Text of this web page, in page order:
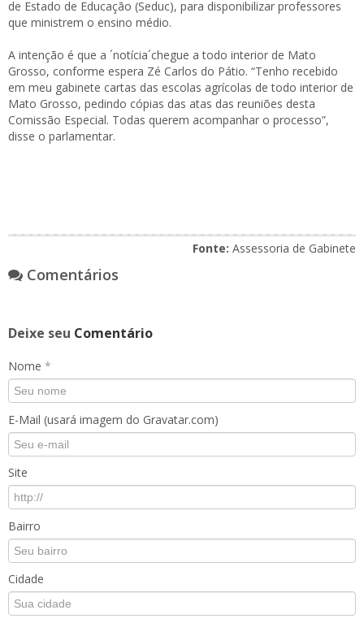
de Estado de Educação (Seduc), para disponibilizar professores
que ministrem o ensino médio.
A intenção é que a ´notícia´chegue a todo interior de Mato
Grosso, conforme espera Zé Carlos do Pátio. “Tenho recebido
em meu gabinete cartas das escolas agrícolas de todo interior de
Mato Grosso, pedindo cópias das atas das reuniões desta
Comissão Especial. Todas querem acompanhar o processo”,
disse o parlamentar.
Fonte: Assessoria de Gabinete
Comentários
Deixe seu Comentário
Nome *
E-Mail (usará imagem do Gravatar.com)
Site
Bairro
Cidade